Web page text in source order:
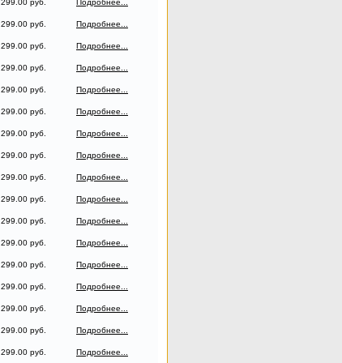
299.00 руб.
Подробнее...
299.00 руб.
Подробнее...
299.00 руб.
Подробнее...
299.00 руб.
Подробнее...
299.00 руб.
Подробнее...
299.00 руб.
Подробнее...
299.00 руб.
Подробнее...
299.00 руб.
Подробнее...
299.00 руб.
Подробнее...
299.00 руб.
Подробнее...
299.00 руб.
Подробнее...
299.00 руб.
Подробнее...
299.00 руб.
Подробнее...
299.00 руб.
Подробнее...
299.00 руб.
Подробнее...
299.00 руб.
Подробнее...
299.00 руб.
Подробнее...